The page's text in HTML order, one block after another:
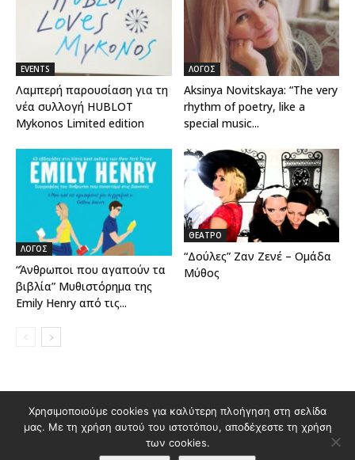
EVENTS
Λαμπερή παρουσίαση για τη
νέα συλλογή HUBLOT
Mykonos Limited edition
ΛΟΓΟΣ
Aksinya Novitskaya: “The very
rhythm of poetry, like a
special music...
ΛΟΓΟΣ
“Άνθρωποι που αγαπούν τα
βιβλία” Μυθιστόρημα της
Emily Henry από τις...
ΘΕΑΤΡΟ
“Δούλες” Ζαν Ζενέ – Ομάδα
Μύθος
Διαφημιστείτε στο Polis Magazino
Όροι χρήσης & Πολιτική Προστασίας Προσωπικών Δεδομένων
Επικοινωνία
Χρησιμοποιούμε cookies για καλύτερη πλοήγηση στη σελίδα
μας. Με τη χρήση αυτού του ιστοτόπου, αποδέχεστε τη χρήση
των cookies.